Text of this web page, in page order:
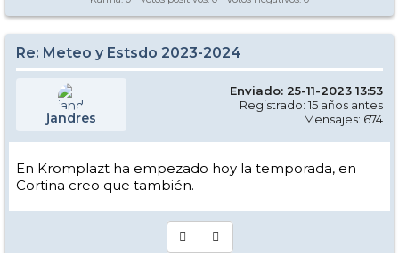
Re: Meteo y Estsdo 2023-2024
jandres
Enviado: 25-11-2023 13:53
Registrado: 15 años antes
Mensajes: 674
En Kromplazt ha empezado hoy la temporada, en
Cortina creo que también.